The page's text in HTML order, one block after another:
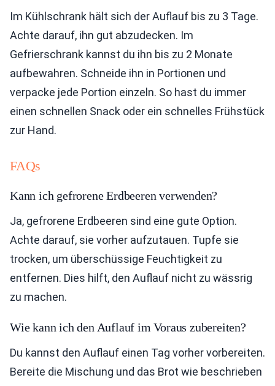
Im Kühlschrank hält sich der Auflauf bis zu 3 Tage.
Achte darauf, ihn gut abzudecken. Im
Gefrierschrank kannst du ihn bis zu 2 Monate
aufbewahren. Schneide ihn in Portionen und
verpacke jede Portion einzeln. So hast du immer
einen schnellen Snack oder ein schnelles Frühstück
zur Hand.
FAQs
Kann ich gefrorene Erdbeeren verwenden?
Ja, gefrorene Erdbeeren sind eine gute Option.
Achte darauf, sie vorher aufzutauen. Tupfe sie
trocken, um überschüssige Feuchtigkeit zu
entfernen. Dies hilft, den Auflauf nicht zu wässrig
zu machen.
Wie kann ich den Auflauf im Voraus zubereiten?
Du kannst den Auflauf einen Tag vorher vorbereiten.
Bereite die Mischung und das Brot wie beschrieben